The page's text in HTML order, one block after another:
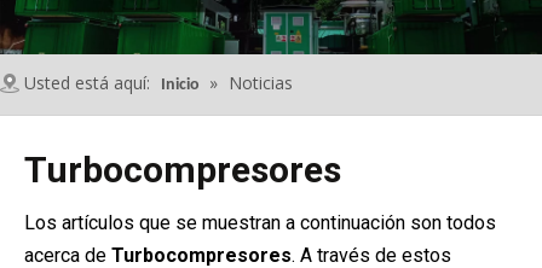
Usted está aquí: Inicio » Noticias
Turbocompresores
Los artículos que se muestran a continuación son todos
acerca de Turbocompresores. A través de estos